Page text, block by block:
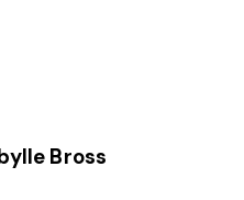
Bross